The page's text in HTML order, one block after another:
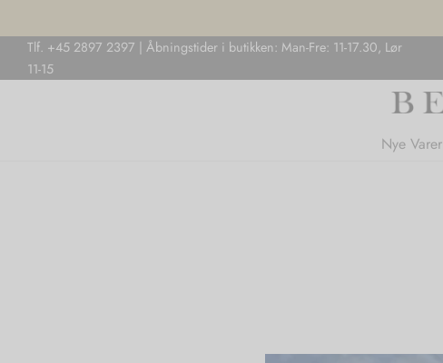
Tlf. +45 2897 2397 | Åbningstider i butikken: Man-Fre: 11-17.30, Lør
11-15
Nye Varer